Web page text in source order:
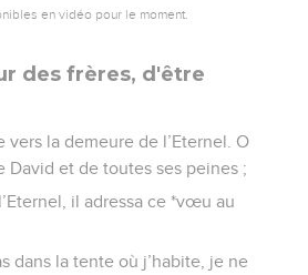
en vidéo pour le moment.
des frères, d'être
vers la demeure de l’Eternel. O
David et de toutes ses peines ;
il adressa ce *vœu au
dans la tente où j’habite, je ne